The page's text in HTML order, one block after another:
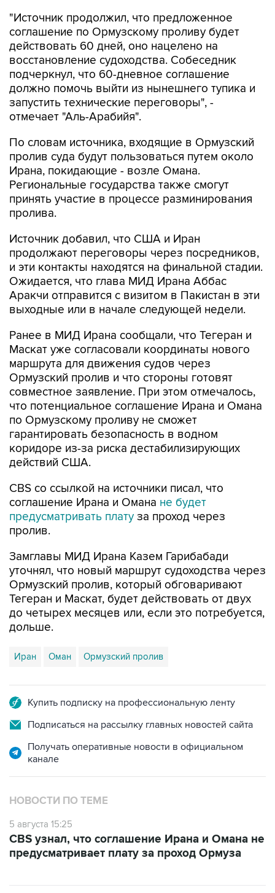
"Источник продолжил, что предложенное
соглашение по Ормузскому проливу будет
действовать 60 дней, оно нацелено на
восстановление судоходства. Собеседник
подчеркнул, что 60-дневное соглашение
должно помочь выйти из нынешнего тупика и
запустить технические переговоры", -
отмечает "Аль-Арабийя".
По словам источника, входящие в Ормузский
пролив суда будут пользоваться путем около
Ирана, покидающие - возле Омана.
Региональные государства также смогут
принять участие в процессе разминирования
пролива.
Источник добавил, что США и Иран
продолжают переговоры через посредников,
и эти контакты находятся на финальной стадии.
Ожидается, что глава МИД Ирана Аббас
Аракчи отправится с визитом в Пакистан в эти
выходные или в начале следующей недели.
Ранее в МИД Ирана сообщали, что Тегеран и
Маскат уже согласовали координаты нового
маршрута для движения судов через
Ормузский пролив и что стороны готовят
совместное заявление. При этом отмечалось,
что потенциальное соглашение Ирана и Омана
по Ормузскому проливу не сможет
гарантировать безопасность в водном
коридоре из-за риска дестабилизирующих
действий США.
CBS со ссылкой на источники писал, что
соглашение Ирана и Омана не будет
предусматривать плату за проход через
пролив.
Замглавы МИД Ирана Казем Гарибабади
уточнял, что новый маршрут судоходства через
Ормузский пролив, который обговаривают
Тегеран и Маскат, будет действовать от двух
до четырех месяцев или, если это потребуется,
дольше.
Иран Оман Ормузский пролив
Купить подписку на профессиональную ленту
Подписаться на рассылку главных новостей сайта
Получать оперативные новости в официальном
канале
НОВОСТИ ПО ТЕМЕ
5 августа 15:25
CBS узнал, что соглашение Ирана и Омана не
предусматривает плату за проход Ормуза